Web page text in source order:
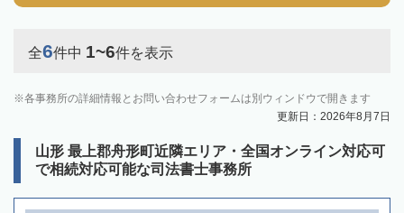
全6件中 1~6件を表示
各事務所の詳細情報とお問い合わせフォームは別ウィンドウで開きます
更新日：2026年8月7日
山形 最上郡舟形町近隣エリア・全国オンライン対応可
で相続対応可能な司法書士事務所